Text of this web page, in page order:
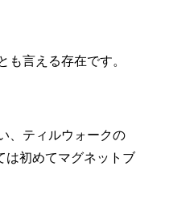
も言える存在です。
、ティルウォークの
は初めてマグネットブ